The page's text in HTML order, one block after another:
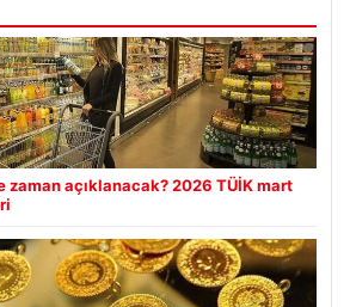
zaman açıklanacak? 2026 TÜİK mart